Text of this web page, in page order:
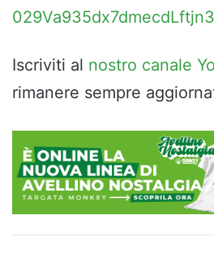
Iscriviti al nostro canale
rimanere sempre